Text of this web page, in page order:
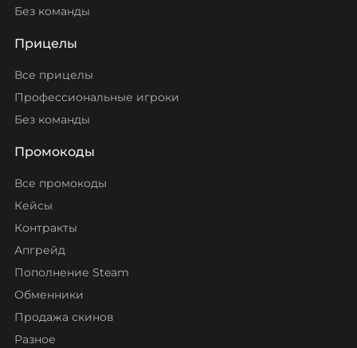
Без команды
Прицелы
Все прицелы
Профессиональные игроки
Без команды
Промокоды
Все промокоды
Кейсы
Контракты
Апгрейд
Пополнение Steam
Обменники
Продажа скинов
Разное